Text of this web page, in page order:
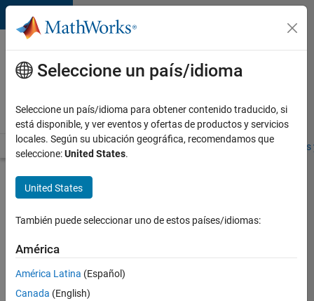
Saltar al contenido
Ofertas
de
empleo
MathWorks
Visión general Búsqueda de empleo Oficinas locales
Enviar
solicitud
Software
Engineer
in Test
Seleccione un país/idioma
Seleccione un país/idioma para obtener contenido traducido, si
está disponible, y ver eventos y ofertas de productos y servicios
locales. Según su ubicación geográfica, recomendamos que
seleccione:United States.
United States
También puede seleccionar uno de estos países/idiomas:
América
América Latina (Español)
Canada (English)